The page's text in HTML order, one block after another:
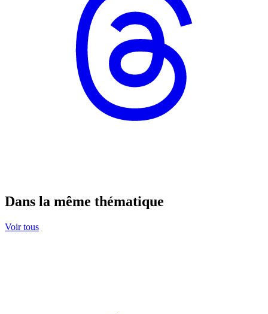
Dans la même thématique
Voir tous